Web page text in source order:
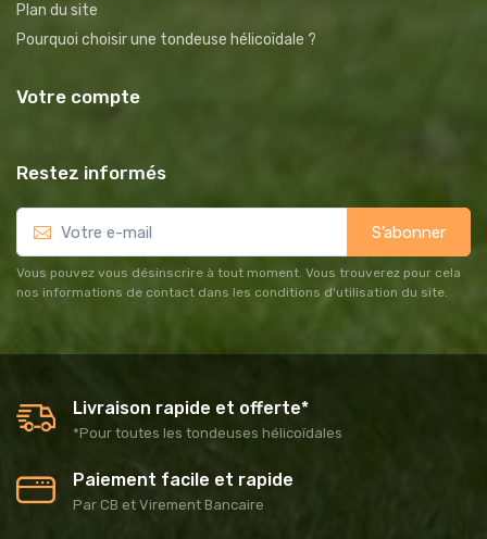
Plan du site
Pourquoi choisir une tondeuse hélicoïdale ?
Votre compte
Restez informés
S’abonner
Vous pouvez vous désinscrire à tout moment. Vous trouverez pour cela
nos informations de contact dans les conditions d'utilisation du site.
Livraison rapide et offerte*
*Pour toutes les tondeuses hélicoïdales
Paiement facile et rapide
Par CB et Virement Bancaire